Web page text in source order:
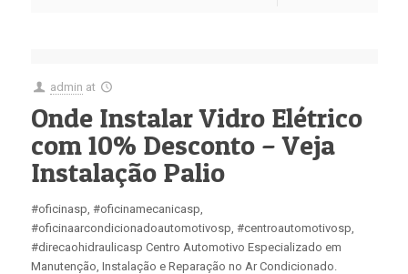
admin at
Onde Instalar Vidro Elétrico
com 10% Desconto – Veja
Instalação Palio
#oficinasp, #oficinamecanicasp,
#oficinaarcondicionadoautomotivosp, #centroautomotivosp,
#direcaohidraulicasp Centro Automotivo Especializado em
Manutenção, Instalação e Reparação no Ar Condicionado.